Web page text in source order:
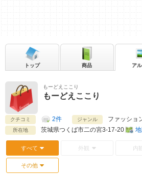
もーどえここり
もーどえここり
クチコミ 2件 ジャンル ファッショ
所在地 茨城県つくば市二の宮3-17-20
トップ 商品 ア
すべて 外観 内観
その他